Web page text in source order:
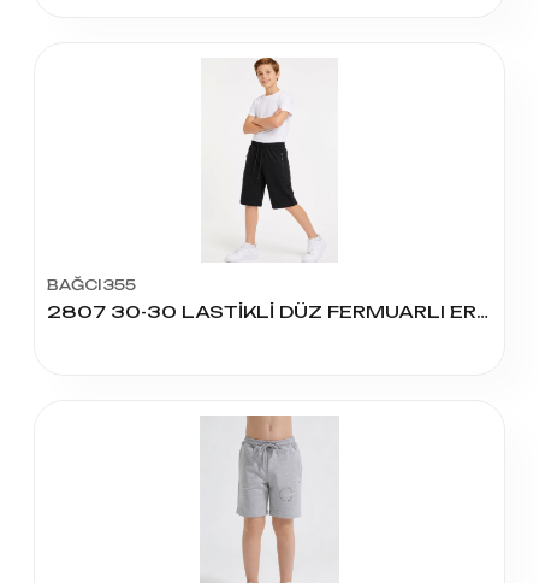
BAĞCI355
2807 30-30 LASTİKLİ DÜZ FERMUARLI ERKEK KAPRİ 9-12